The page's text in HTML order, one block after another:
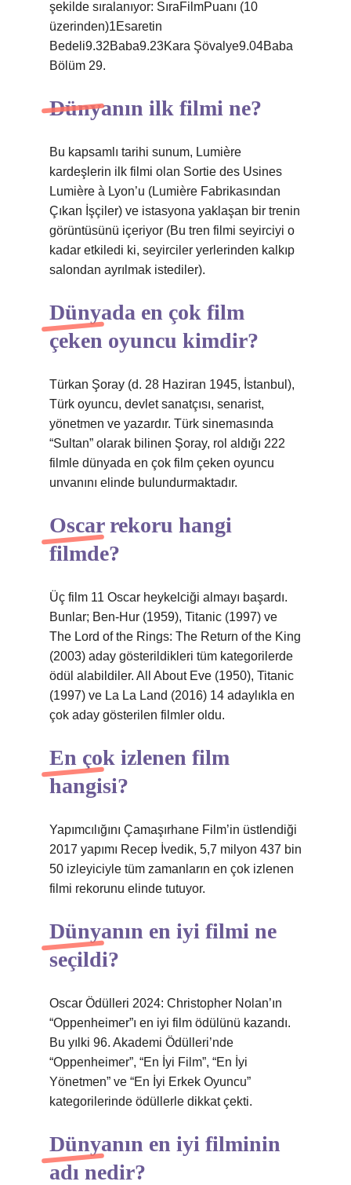
şekilde sıralanıyor: SıraFilmPuanı (10
üzerinden)1Esaretin
Bedeli9.32Baba9.23Kara Şövalye9.04Baba
Bölüm 29.
Dünyanın ilk filmi ne?
Bu kapsamlı tarihi sunum, Lumière
kardeşlerin ilk filmi olan Sortie des Usines
Lumière à Lyon’u (Lumière Fabrikasından
Çıkan İşçiler) ve istasyona yaklaşan bir trenin
görüntüsünü içeriyor (Bu tren filmi seyirciyi o
kadar etkiledi ki, seyirciler yerlerinden kalkıp
salondan ayrılmak istediler).
Dünyada en çok film
çeken oyuncu kimdir?
Türkan Şoray (d. 28 Haziran 1945, İstanbul),
Türk oyuncu, devlet sanatçısı, senarist,
yönetmen ve yazardır. Türk sinemasında
“Sultan” olarak bilinen Şoray, rol aldığı 222
filmle dünyada en çok film çeken oyuncu
unvanını elinde bulundurmaktadır.
Oscar rekoru hangi
filmde?
Üç film 11 Oscar heykelciği almayı başardı.
Bunlar; Ben-Hur (1959), Titanic (1997) ve
The Lord of the Rings: The Return of the King
(2003) aday gösterildikleri tüm kategorilerde
ödül alabildiler. All About Eve (1950), Titanic
(1997) ve La La Land (2016) 14 adaylıkla en
çok aday gösterilen filmler oldu.
En çok izlenen film
hangisi?
Yapımcılığını Çamaşırhane Film’in üstlendiği
2017 yapımı Recep İvedik, 5,7 milyon 437 bin
50 izleyiciyle tüm zamanların en çok izlenen
filmi rekorunu elinde tutuyor.
Dünyanın en iyi filmi ne
seçildi?
Oscar Ödülleri 2024: Christopher Nolan’ın
“Oppenheimer”ı en iyi film ödülünü kazandı.
Bu yılki 96. Akademi Ödülleri’nde
“Oppenheimer”, “En İyi Film”, “En İyi
Yönetmen” ve “En İyi Erkek Oyuncu”
kategorilerinde ödüllerle dikkat çekti.
Dünyanın en iyi filminin
adı nedir?